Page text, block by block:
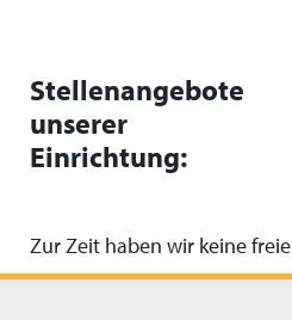
Stellenangebote
unserer
Einrichtung:
Zur Zeit haben wir keine